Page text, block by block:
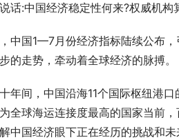
话:中国经济稳定性何来?权威机构
中国1—7月份经济指标陆续公布
的走势，牵动着全球经济的脉搏。
年间，中国沿海11个国际枢纽港
全球海运连接度最高的国家当前
中国经济眼下正在经历的挑战和未
从理论